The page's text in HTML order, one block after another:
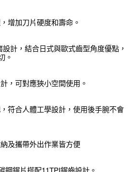
增加刀片硬度和壽命。
計，結合日式與歐式齒型角度優點，
。
，可對應狹小空間使用。
符合人體工學設計，使用後手腕不會
及攜帶外出作業皆方便
鋼鋸片搭配11TPI鋸齒設計。